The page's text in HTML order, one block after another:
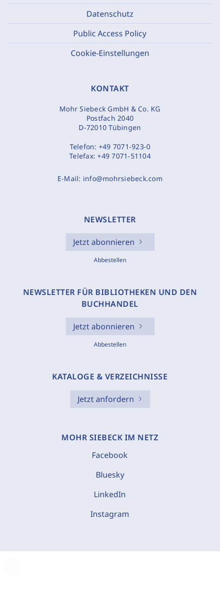
Datenschutz
Public Access Policy
Cookie-Einstellungen
KONTAKT
Mohr Siebeck GmbH & Co. KG
Postfach 2040
D-72010 Tübingen
Telefon: +49 7071-923-0
Telefax:+49 7071-51104
E-Mail: info@mohrsiebeck.com
NEWSLETTER
Jetzt abonnieren
Abbestellen
NEWSLETTER FÜR BIBLIOTHEKEN UND DEN
BUCHHANDEL
Jetzt abonnieren
Abbestellen
KATALOGE & VERZEICHNISSE
Jetzt anfordern
MOHR SIEBECK IM NETZ
Facebook
Bluesky
LinkedIn
Instagram